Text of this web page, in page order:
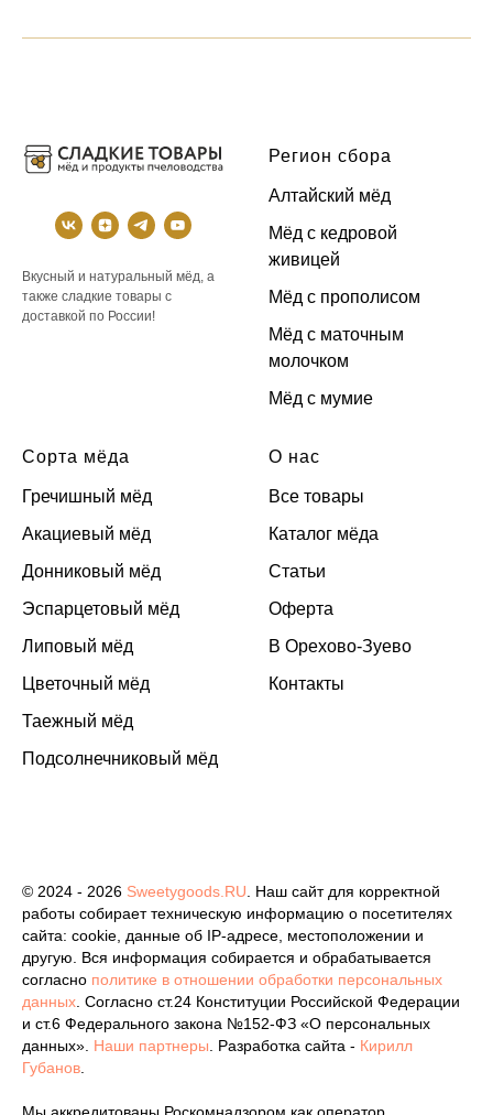
Вкусный и натуральный мёд, а
также сладкие товары с
доставкой по России!
Регион сбора
Алтайский мёд
Мёд с кедровой
живицей
Мёд с прополисом
Мёд с маточным
молочком
Мёд с мумие
Сорта мёда
Гречишный мёд
Акациевый мёд
Донниковый мёд
Эспарцетовый мёд
Липовый мёд
Цветочный мёд
Таежный мёд
Подсолнечниковый мёд
О нас
Все товары
Каталог мёда
Статьи
Оферта
В Орехово-Зуево
Контакты
© 2024 - 2026 Sweetygoods.RU . Наш сайт для корректной
работы собирает техническую информацию о посетителях
сайта: cookie, данные об IP-адресе, местоположении и
другую. Вся информация собирается и обрабатывается
согласно политике в отношении обработки персональных
данных . Согласно ст.24 Конституции Российской Федерации
и ст.6 Федерального закона №152-ФЗ «О персональных
данных». Наши партнеры . Разработка сайта - Кирилл
Губанов
Мы аккредитованы Роскомнадзором как оператор